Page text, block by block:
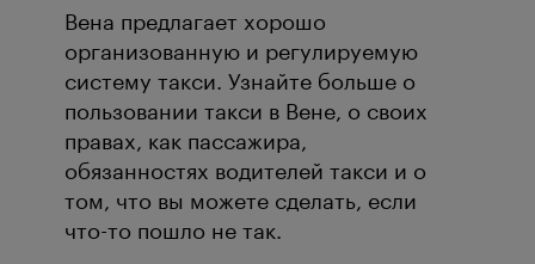
Вена предлагает хорошо
организованную и регулируемую
систему такси. Узнайте больше о
пользовании такси в Вене, о своих
правах, как пассажира,
обязанностях водителей такси и о
том, что вы можете сделать, если
что-то пошло не так.